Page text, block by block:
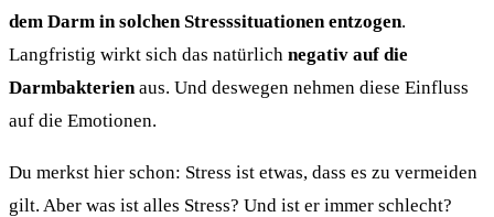
dem Darm in solchen Stresssituationen entzogen.
Langfristig wirkt sich das natürlich negativ auf die
Darmbakterienaus. Und deswegen nehmen diese Einfluss
auf die Emotionen.
Du merkst hier schon: Stress ist etwas, dass es zu vermeiden
gilt. Aber was ist alles Stress? Und ist er immer schlecht?